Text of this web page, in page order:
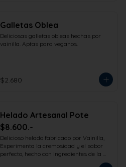
Galletas Oblea
Deliciosas galletas obleas hechas por
vainilla. Aptas para veganos.
$2.680
Helado Artesanal Pote
$8.600.-
Delicioso helado fabricado por Vainilla,
Experimenta la cremosidad y el sabor
perfecto, hecho con ingredientes de la
más alta calidad para que disfrutes en